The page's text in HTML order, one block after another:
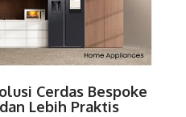
Cerdas Bespoke
Lebih Praktis